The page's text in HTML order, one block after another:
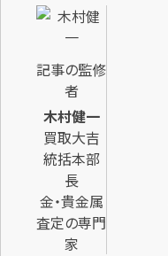
記事の監修
者
木村健一
買取大吉
統括本部
長
金・貴金属
査定の専門
家